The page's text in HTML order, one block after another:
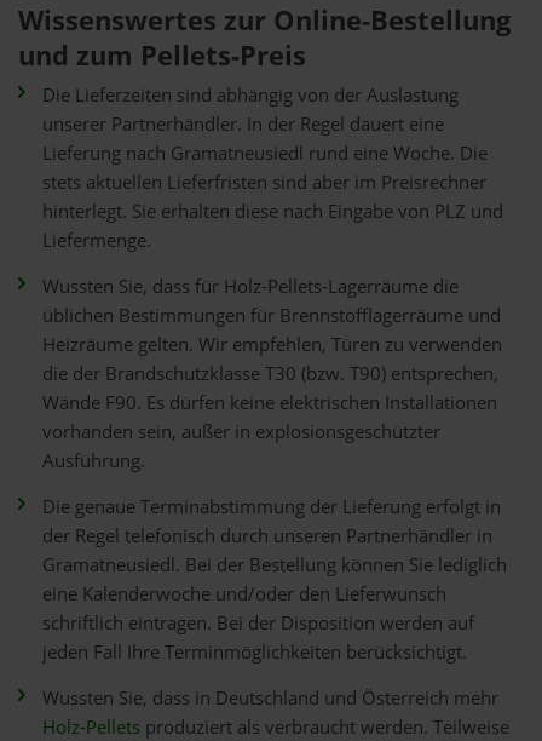
Wissenswertes zur Online-Bestellung
und zum Pellets-Preis
Die Lieferzeiten sind abhängig von der Auslastung
unserer Partnerhändler. In der Regel dauert eine
Lieferung nach Gramatneusiedl rund eine Woche. Die
stets aktuellen Lieferfristen sind aber im Preisrechner
hinterlegt. Sie erhalten diese nach Eingabe von PLZ und
Liefermenge.
Wussten Sie, dass für Holz-Pellets-Lagerräume die
üblichen Bestimmungen für Brennstofflagerräume und
Heizräume gelten. Wir empfehlen, Türen zu verwenden
die der Brandschutzklasse T30 (bzw. T90) entsprechen,
Wände F90. Es dürfen keine elektrischen Installationen
vorhanden sein, außer in explosionsgeschützter
Ausführung.
Die genaue Terminabstimmung der Lieferung erfolgt in
der Regel telefonisch durch unseren Partnerhändler in
Gramatneusiedl. Bei der Bestellung können Sie lediglich
eine Kalenderwoche und/oder den Lieferwunsch
schriftlich eintragen. Bei der Disposition werden auf
jeden Fall Ihre Terminmöglichkeiten berücksichtigt.
Wussten Sie, dass in Deutschland und Österreich mehr
Holz-Pellets produziert als verbraucht werden. Teilweise